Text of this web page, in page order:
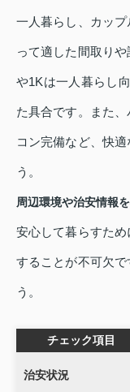
一人暮らし、カッ
って適した間取り
や1Kは一人暮らし
た具合です。また
コン完備など、快
う。
周辺環境や治安情報
安心して暮らすた
することが不可欠
う。
チェック項目
治安状況